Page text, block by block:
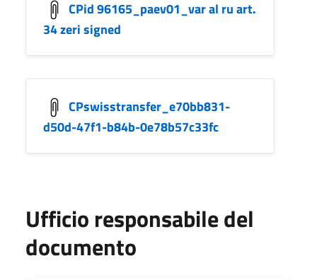
CPid 96165_paev01_var al ru art.
34 zeri signed
CPswisstransfer_e70bb831-
d50d-47f1-b84b-0e78b57c33fc
Ufficio responsabile del
documento